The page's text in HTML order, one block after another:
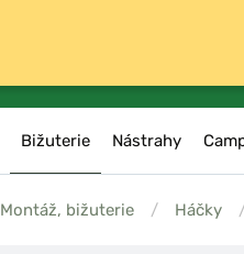
Bižuterie Nástrahy
Montáž, bižuterie / Háčky